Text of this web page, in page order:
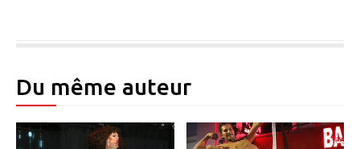
Du même auteur